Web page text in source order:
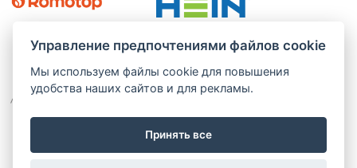
Управление предпочтениями файлов cookie
Мы используем файлы cookie для повышения
удобства наших сайтов и для рекламы.
Принять все